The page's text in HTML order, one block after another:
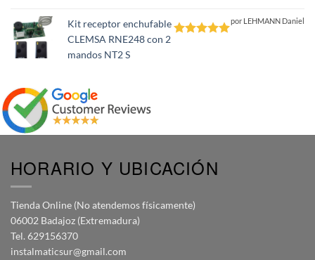
Kit receptor enchufable
CLEMSA RNE248 con 2
mandos NT2 S
por LEHMANN Daniel
HORARIO Y UBICACIÓN
Tienda Online (No atendemos físicamente)
06002 Badajoz (Extremadura)
Tel. 629156370
instalmaticsur@gmail.com